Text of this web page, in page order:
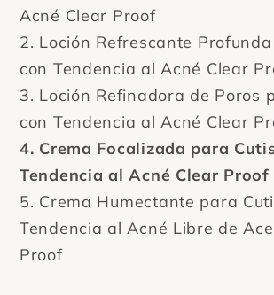
Acné Clear Proof
2. Loción Refrescante
con Tendencia al Acné Clear
3. Loción Refinadora de Poros
con Tendencia al Acné Clear
4. Crema Focalizada para
Tendencia al Acné Clear Proof
5. Crema Humectante para
Tendencia al Acné Libre de
Proof